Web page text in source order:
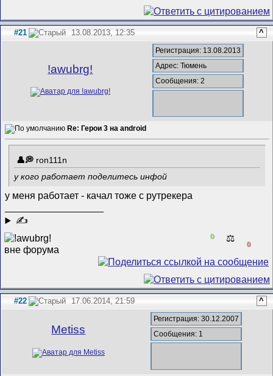
#21 13.08.2013, 12:35 ^
!awubrg!
Регистрация: 13.08.2013
Адрес: Тюмень
Сообщения: 2
Re: Герои 3 на android
ron111n
у кого работает поделитесь инфой
у меня работает - качал тоже с рутрекера
✍
0 ⚖️
0
#22 17.06.2014, 21:59 ^
Metiss
Регистрация: 30.12.2007
Сообщения: 1